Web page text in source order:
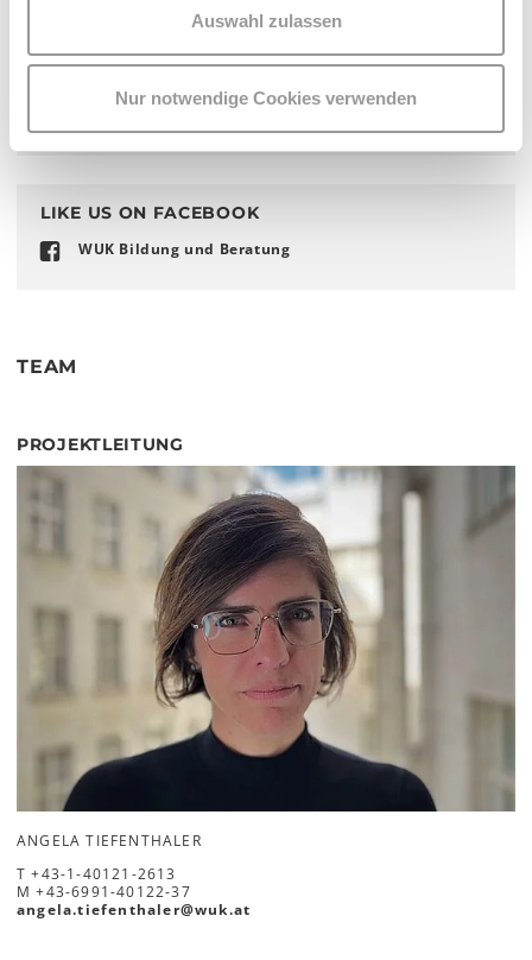
Auswahl zulassen
Nur notwendige Cookies verwenden
LIKE US ON FACEBOOK
WUK Bildung und Beratung
TEAM
PROJEKTLEITUNG
ANGELA TIEFENTHALER
T+43-1-40121-2613
M+43-6991-40122-37
angela.tiefenthaler@wuk.at